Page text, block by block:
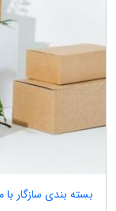
بسته بندی سازگار